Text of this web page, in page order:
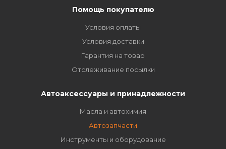
Помощь покупателю
Условия оплаты
Условия доставки
Гарантия на товар
Отслеживание посылки
Автоаксессуары и принадлежности
Масла и автохимия
Автозапчасти
Инструменты и оборудование